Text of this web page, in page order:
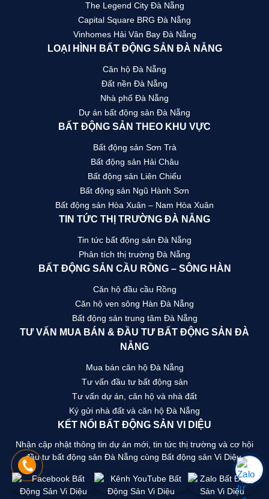
The Legend City Đà Nẵng
Capital Square BRG Đà Nẵng
Vinhomes Hải Vân Bay Đà Nẵng
LOẠI HÌNH BẤT ĐỘNG SẢN ĐÀ NẴNG
Căn hộ Đà Nẵng
Đất nền Đà Nẵng
Nhà phố Đà Nẵng
Dự án bất động sản Đà Nẵng
BẤT ĐỘNG SẢN THEO KHU VỰC
Bất động sản Sơn Trà
Bất động sản Hải Châu
Bất động sản Liên Chiểu
Bất động sản Ngũ Hành Sơn
Bất động sản Hòa Xuân – Nam Hòa Xuân
TIN TỨC THỊ TRƯỜNG ĐÀ NẴNG
Tin tức bất động sản Đà Nẵng
Phân tích thị trường Đà Nẵng
BẤT ĐỘNG SẢN CẦU RỒNG – SÔNG HÀN
Căn hộ đầu cầu Rồng
Căn hộ ven sông Hàn Đà Nẵng
Bất động sản trung tâm Đà Nẵng
TƯ VẤN MUA BÁN & ĐẦU TƯ BẤT ĐỘNG SẢN ĐÀ
NẴNG
Mua bán căn hộ Đà Nẵng
Tư vấn đầu tư bất động sản
Tư vấn dự án, căn hộ và nhà đất
Ký gửi nhà đất và căn hộ Đà Nẵng
KẾT NỐI BẤT ĐỘNG SẢN VI DIỆU
Nhận cập nhật thông tin dự án mới, tin tức thị trường và cơ hội
đầu tư bất động sản Đà Nẵng cùng Bất động sản Vi Diệu.